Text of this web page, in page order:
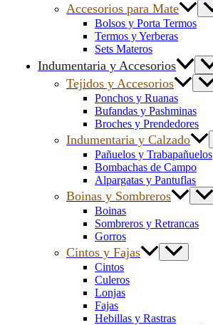
Accesorios para Mate
Bolsos y Porta Termos
Termos y Yerberas
Sets Materos
Indumentaria y Accesorios
Tejidos y Accesorios
Ponchos y Ruanas
Bufandas y Pashminas
Broches y Prendedores
Indumentaria y Calzado
Pañuelos y Trabapañuelos
Bombachas de Campo
Alpargatas y Pantuflas
Boinas y Sombreros
Boinas
Sombreros y Retrancas
Gorros
Cintos y Fajas
Cintos
Culeros
Lonjas
Fajas
Hebillas y Rastras